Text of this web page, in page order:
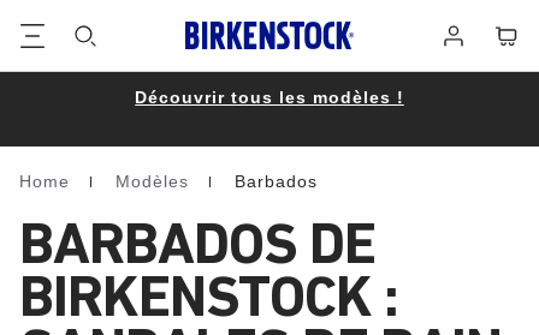
connecter
Découvrir tous les modèles !
Homepage
Home Modèles Barbados
BARBADOS DE
BIRKENSTOCK :